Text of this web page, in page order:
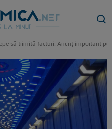
să trimită facturi. Anunț important